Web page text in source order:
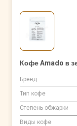
Кофе Amado в
Бренд
Тип кофе
Степень обжарки
Виды кофе